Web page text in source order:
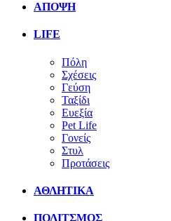
ΑΠΟΨΗ
LIFE
Πόλη
Σχέσεις
Γεύση
Ταξίδι
Ευεξία
Pet Life
Γονείς
Στυλ
Προτάσεις
ΑΘΛΗΤΙΚΑ
ΠΟΛΙΤΣΜΟΣ